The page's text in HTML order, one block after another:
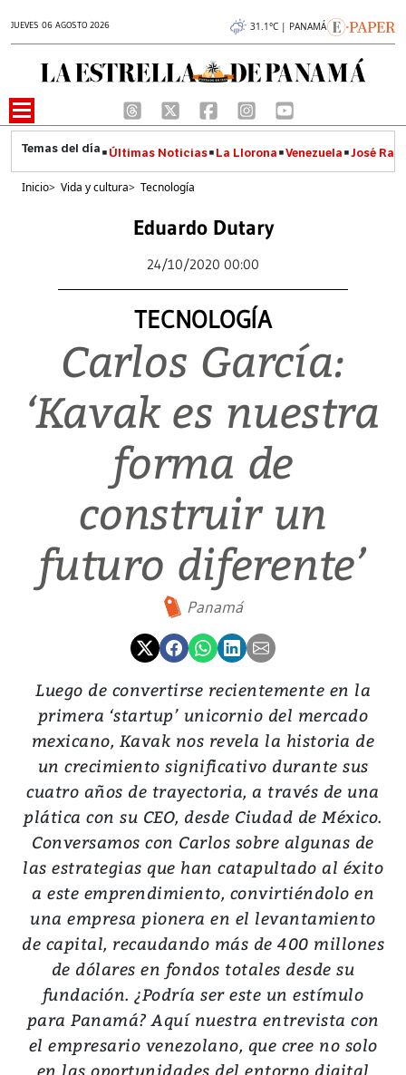
JUEVES 06 AGOSTO 2026 31.1°C | PANAMÁ
Últimas Noticias La Llorona Venezuela José
Inicio> Vida y cultura> Tecnología
Eduardo Dutary
24/10/2020 00:00
TECNOLOGÍA
Carlos García:
‘Kavak es nuestra
forma de
construir un
futuro diferente’
Panamá
Luego de convertirse recientemente en la
primera ‘startup’ unicornio del mercado
mexicano, Kavak nos revela la historia de
un crecimiento significativo durante sus
cuatro años de trayectoria, a través de una
plática con su CEO, desde Ciudad de México.
Conversamos con Carlos sobre algunas de
las estrategias que han catapultado al éxito
a este emprendimiento, convirtiéndolo en
una empresa pionera en el levantamiento
de capital, recaudando más de 400 millones
de dólares en fondos totales desde su
fundación. ¿Podría ser este un estímulo
para Panamá? Aquí nuestra entrevista con
el empresario venezolano, que cree no solo
en las oportunidades del entorno digital